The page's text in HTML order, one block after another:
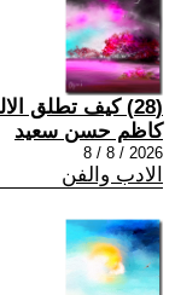
(28) كيف تطلق الالقاب
كاظم حسن سعيد
2026 / 8 / 8
الادب والفن